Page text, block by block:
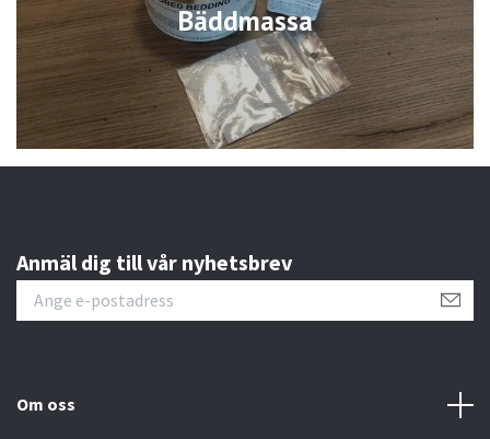
Bäddmassa
Anmäl dig till vår nyhetsbrev
Om oss